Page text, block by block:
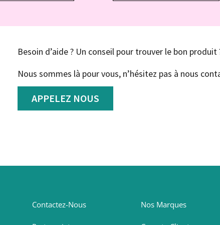
Besoin d’aide ? Un conseil pour trouver le bon produit
Nous sommes là pour vous, n’hésitez pas à nous
APPELEZ NOUS
Contactez-Nous Nos Marques